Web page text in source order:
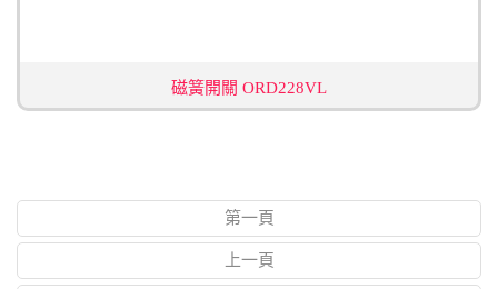
磁簧開關 ORD228VL
第一頁
上一頁